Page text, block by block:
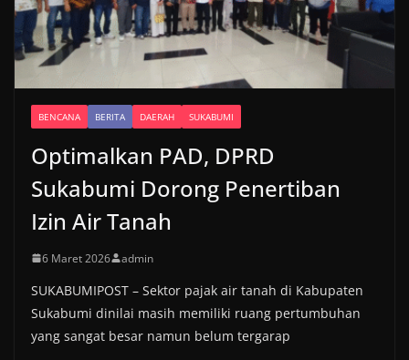
BENCANA BERITA DAERAH SUKABUMI
Optimalkan PAD, DPRD
Sukabumi Dorong Penertiban
Izin Air Tanah
6 Maret 2026 admin
SUKABUMIPOST – Sektor pajak air tanah di Kabupaten
Sukabumi dinilai masih memiliki ruang pertumbuhan
yang sangat besar namun belum tergarap